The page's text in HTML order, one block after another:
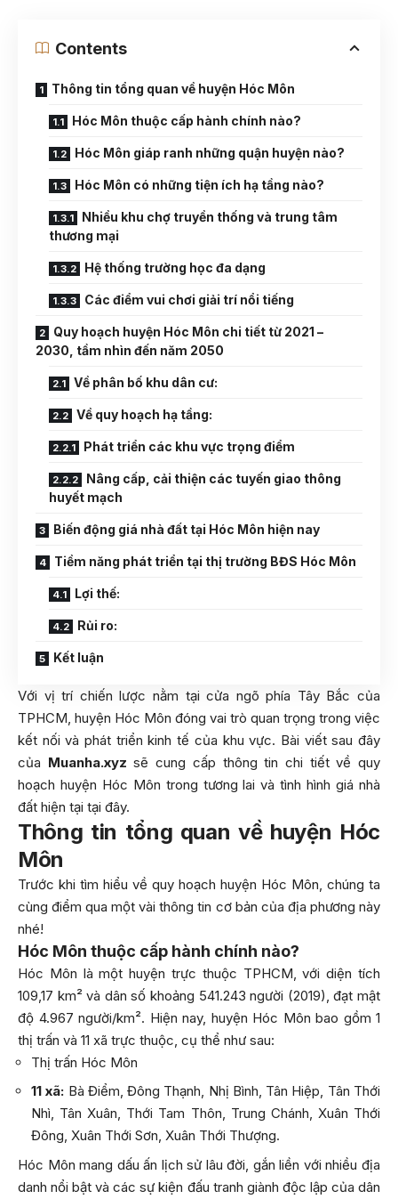
Contents
Thông tin tổng quan về huyện Hóc Môn
Hóc Môn thuộc cấp hành chính nào?
Hóc Môn giáp ranh những quận huyện nào?
Hóc Môn có những tiện ích hạ tầng nào?
Nhiều khu chợ truyền thống và trung tâm
thương mại
Hệ thống trường học đa dạng
Các điểm vui chơi giải trí nổi tiếng
Quy hoạch huyện Hóc Môn chi tiết từ 2021 –
2030, tầm nhìn đến năm 2050
Về phân bố khu dân cư:
Về quy hoạch hạ tầng:
Phát triển các khu vực trọng điểm
Nâng cấp, cải thiện các tuyến giao thông
huyết mạch
Biến động giá nhà đất tại Hóc Môn hiện nay
Tiềm năng phát triển tại thị trường BĐS Hóc Môn
Lợi thế:
Rủi ro:
Kết luận
Với vị trí chiến lược nằm tại cửa ngõ phía Tây Bắc của
TPHCM, huyện Hóc Môn đóng vai trò quan trọng trong việc
kết nối và phát triển kinh tế của khu vực. Bài viết sau đây
của Muanha.xyz sẽ cung cấp thông tin chi tiết về quy
hoạch huyện Hóc Môn trong tương lai và tình hình giá nhà
đất hiện tại tại đây.
Thông tin tổng quan về huyện Hóc
Môn
Trước khi tìm hiểu về quy hoạch huyện Hóc Môn, chúng ta
cùng điểm qua một vài thông tin cơ bản của địa phương này
nhé!
Hóc Môn thuộc cấp hành chính nào?
Hóc Môn là một huyện trực thuộc TPHCM, với diện tích
109,17 km² và dân số khoảng 541.243 người (2019), đạt mật
độ 4.967 người/km². Hiện nay, huyện Hóc Môn bao gồm 1
thị trấn và 11 xã trực thuộc, cụ thể như sau:
Thị trấn Hóc Môn
11 xã: Bà Điểm, Đông Thạnh, Nhị Bình, Tân Hiệp, Tân Thới
Nhì, Tân Xuân, Thới Tam Thôn, Trung Chánh, Xuân Thới
Đông, Xuân Thới Sơn, Xuân Thới Thượng.
Hóc Môn mang dấu ấn lịch sử lâu đời, gắn liền với nhiều địa
danh nổi bật và các sự kiện đấu tranh giành độc lập của dân